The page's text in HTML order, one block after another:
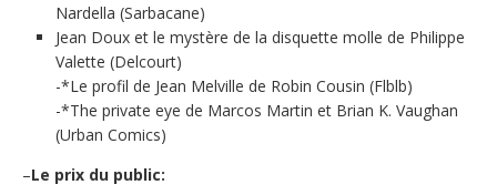
Nardella (Sarbacane)
Jean Doux et le mystère de la disquette molle de Philippe
Valette (Delcourt)
-*Le profil de Jean Melville de Robin Cousin (Flblb)
-*The private eye de Marcos Martin et Brian K. Vaughan
(Urban Comics)
–Le prix du public: